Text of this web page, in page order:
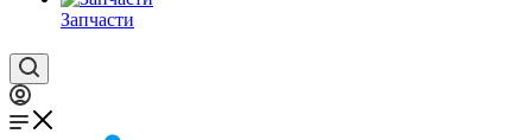
Запчасти